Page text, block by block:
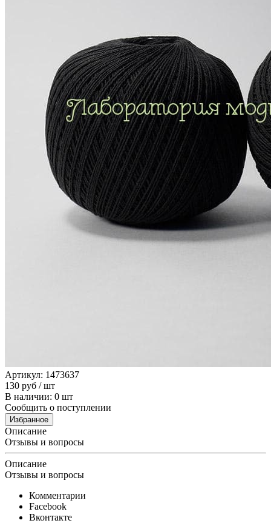
Артикул: 1473637
130 руб / шт
В наличии: 0 шт
Сообщить о поступлении
Избранное
Описание
Отзывы и вопросы
Описание
Отзывы и вопросы
Комментарии
Facebook
Вконтакте